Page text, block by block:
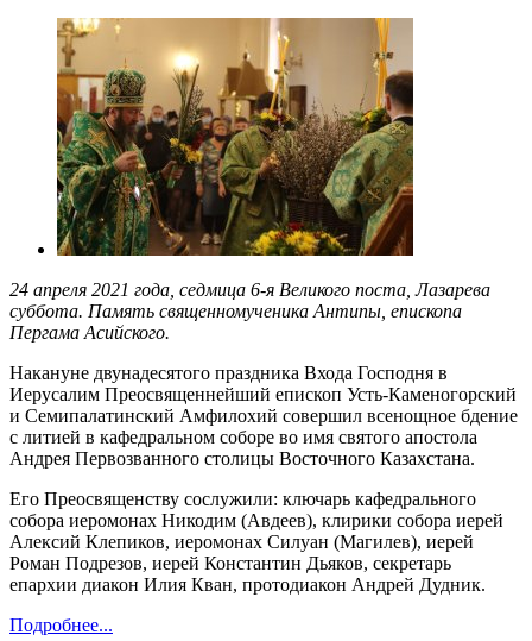
24 апреля 2021 года, седмица 6-я Великого поста, Лазарева
суббота. Память священномученика Антипы, епископа
Пергама Асийского.
Накануне двунадесятого праздника Входа Господня в
Иерусалим Преосвященнейший епископ Усть-Каменогорский
и Семипалатинский Амфилохий совершил всенощное бдение
с литией в кафедральном соборе во имя святого апостола
Андрея Первозванного столицы Восточного Казахстана.
Его Преосвященству сослужили: ключарь кафедрального
собора иеромонах Никодим (Авдеев), клирики собора иерей
Алексий Клепиков, иеромонах Силуан (Магилев), иерей
Роман Подрезов, иерей Константин Дьяков, секретарь
епархии диакон Илия Кван, протодиакон Андрей Дудник.
Подробнее...